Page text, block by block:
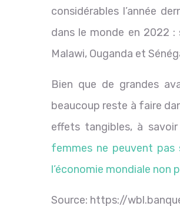
considérables l’année
dans le monde en 2022 :
Malawi, Ouganda et
Bien que de grandes
beaucoup reste à faire
effets tangibles, à
femmes ne peuvent pas
l’économie mondiale non
Source: https://